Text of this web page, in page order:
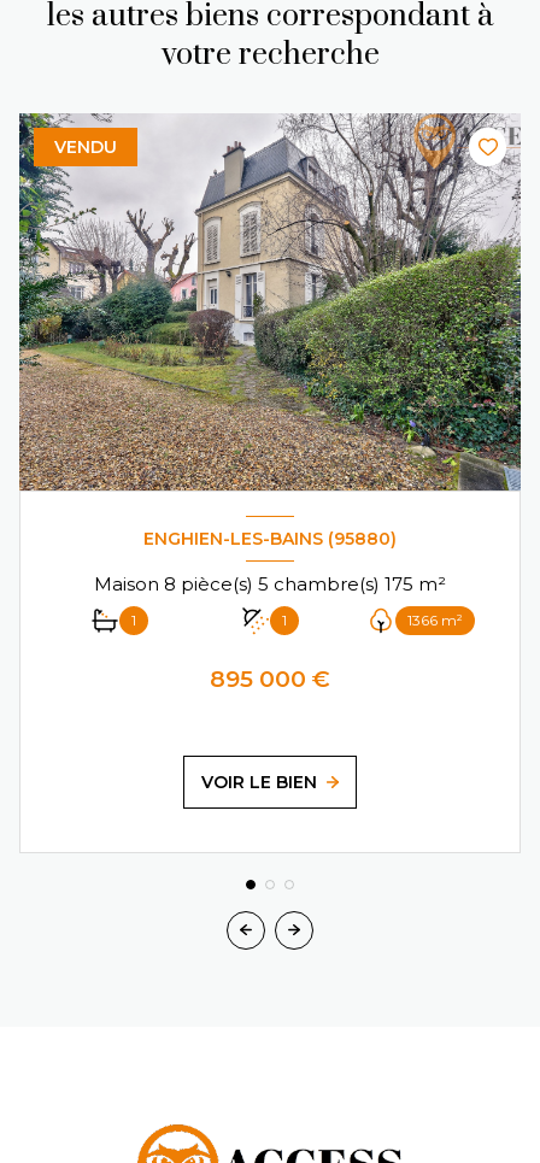
les autres biens correspondant à
votre recherche
VENDU
ENGHIEN-LES-BAINS (95880)
Maison 8 pièce(s) 5 chambre(s) 175 m²
1 1 1366 m²
895 000 €
VOIR LE BIEN